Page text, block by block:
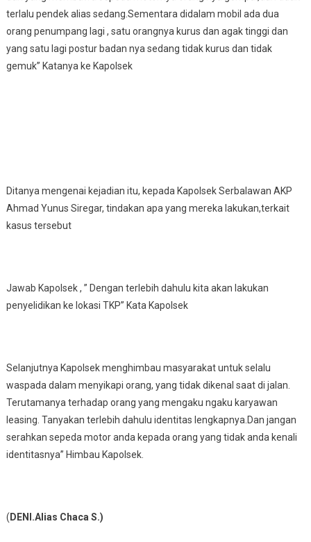
terlalu pendek alias sedang.Sementara didalam mobil ada dua
orang penumpang lagi , satu orangnya kurus dan agak tinggi dan
yang satu lagi postur badan nya sedang tidak kurus dan tidak
gemuk” Katanya ke Kapolsek
Ditanya mengenai kejadian itu, kepada Kapolsek Serbalawan AKP
Ahmad Yunus Siregar, tindakan apa yang mereka lakukan,terkait
kasus tersebut
Jawab Kapolsek , ” Dengan terlebih dahulu kita akan lakukan
penyelidikan ke lokasi TKP” Kata Kapolsek
Selanjutnya Kapolsek menghimbau masyarakat untuk selalu
waspada dalam menyikapi orang, yang tidak dikenal saat di jalan.
Terutamanya terhadap orang yang mengaku ngaku karyawan
leasing. Tanyakan terlebih dahulu identitas lengkapnya.Dan jangan
serahkan sepeda motor anda kepada orang yang tidak anda kenali
identitasnya” Himbau Kapolsek.
( DENI.Alias Chaca S.)